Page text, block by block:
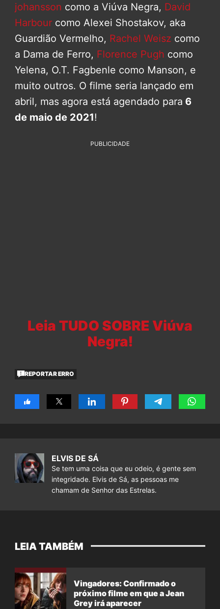
johansson como a Viúva Negra, David
Harbour como Alexei Shostakov, aka
Guardião Vermelho, Rachel Weisz como
a Dama de Ferro, Florence Pugh como
Yelena, O.T. Fagbenle como Manson, e
muito outros. O filme seria lançado em
abril, mas agora está agendado para 6
de maio de 2021!
PUBLICIDADE
Leia TUDO SOBRE Viúva
Negra!
REPORTAR ERRO
ELVIS DE SÁ
Se tem uma coisa que eu odeio, é gente sem
integridade. Elvis de Sá, as pessoas me
chamam de Senhor das Estrelas.
LEIA TAMBÉM
Vingadores: Confirmado o
próximo filme em que a Jean
Grey irá aparecer